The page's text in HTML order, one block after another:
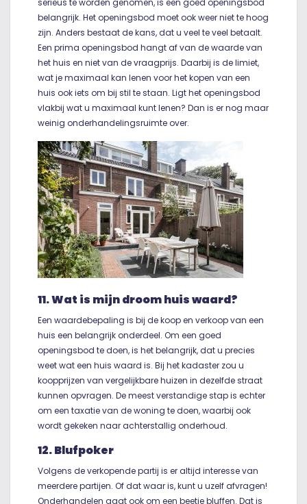
belangrijk. Het openingsbod moet ook weer niet te hoog
zijn. Anders bestaat de kans, dat u veel te veel betaalt.
Een prima openingsbod hangt af van de waarde van
het huis en niet van de vraagprijs. Daarbij is de limiet,
wat je maximaal kan lenen voor het kopen van een
huis ook iets om bij stil te staan. Ligt het openingsbod
vlakbij wat u maximaal kunt lenen? Dan is er nog maar
weinig onderhandelingsruimte over.
11. Wat is mijn droom huis waard?
Een waardebepaling is bij de koop en verkoop van een
huis een belangrijk onderdeel. Om een goed
openingsbod te doen, is het belangrijk, dat u precies
weet wat een huis waard is. Bij het kadaster zou u
koopprijzen van vergelijkbare huizen in dezelfde straat
kunnen opvragen. De meest verstandige stap is echter
om een taxatie van de woning te doen, waarbij ook
wordt gekeken naar achterstallig onderhoud.
12. Blufpoker
Volgens de verkopende partij is er altijd interesse van
meerdere partijen. Of dat waar is, kunt u uzelf afvragen!
Onderhandelen gaat ook om een beetje bluffen. Dat is